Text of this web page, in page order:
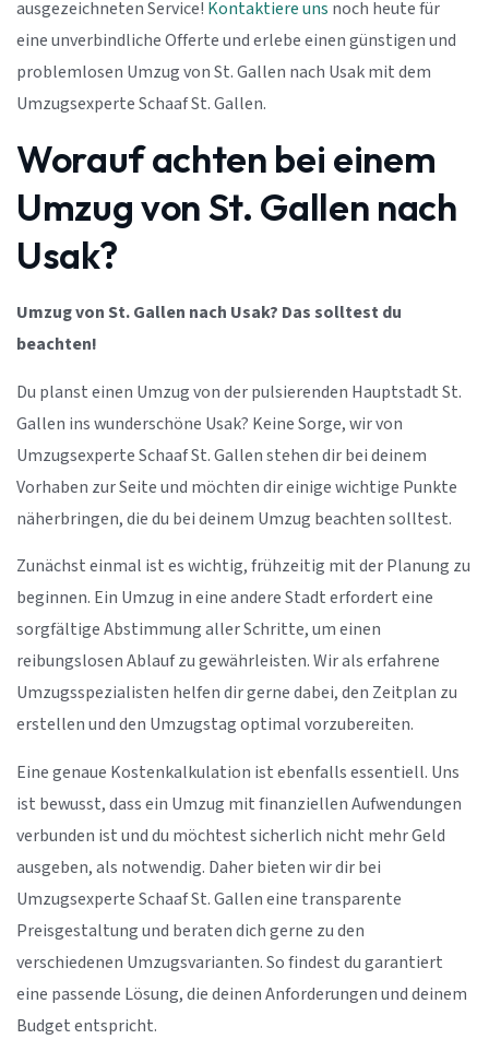
ausgezeichneten Service! Kontaktiere uns noch heute für
eine unverbindliche Offerte und erlebe einen günstigen und
problemlosen Umzug von St. Gallen nach Usak mit dem
Umzugsexperte Schaaf St. Gallen.
Worauf achten bei einem
Umzug von St. Gallen nach
Usak?
Umzug von St. Gallen nach Usak? Das solltest du
beachten!
Du planst einen Umzug von der pulsierenden Hauptstadt St.
Gallen ins wunderschöne Usak? Keine Sorge, wir von
Umzugsexperte Schaaf St. Gallen stehen dir bei deinem
Vorhaben zur Seite und möchten dir einige wichtige Punkte
näherbringen, die du bei deinem Umzug beachten solltest.
Zunächst einmal ist es wichtig, frühzeitig mit der Planung zu
beginnen. Ein Umzug in eine andere Stadt erfordert eine
sorgfältige Abstimmung aller Schritte, um einen
reibungslosen Ablauf zu gewährleisten. Wir als erfahrene
Umzugsspezialisten helfen dir gerne dabei, den Zeitplan zu
erstellen und den Umzugstag optimal vorzubereiten.
Eine genaue Kostenkalkulation ist ebenfalls essentiell. Uns
ist bewusst, dass ein Umzug mit finanziellen Aufwendungen
verbunden ist und du möchtest sicherlich nicht mehr Geld
ausgeben, als notwendig. Daher bieten wir dir bei
Umzugsexperte Schaaf St. Gallen eine transparente
Preisgestaltung und beraten dich gerne zu den
verschiedenen Umzugsvarianten. So findest du garantiert
eine passende Lösung, die deinen Anforderungen und deinem
Budget entspricht.